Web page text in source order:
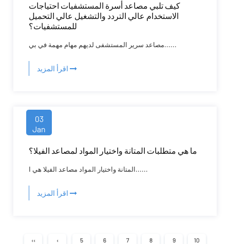
كيف تلبي مصاعد أسرة المستشفيات احتياجات
الاستخدام عالي التردد والتشغيل عالي التحميل
للمستشفيات؟
مصاعد سرير المستشفى لديهم مهام مهمة في بي......
اقرأ المزيد
03
Jan
ما هي متطلبات المتانة واختيار المواد لمصاعد الفيلا؟
المتانة واختيار المواد مصاعد الفيلا هي ا......
اقرأ المزيد
‹‹ ‹ 5 6 7 8 9 10